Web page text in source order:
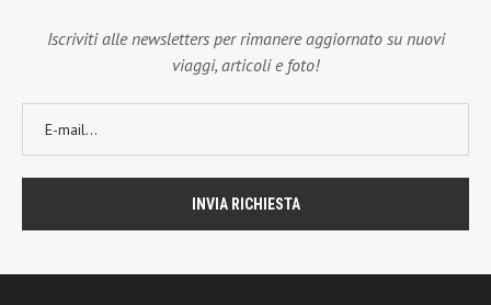
Iscriviti alle newsletters per rimanere aggiornato su nuovi
viaggi, articoli e foto!